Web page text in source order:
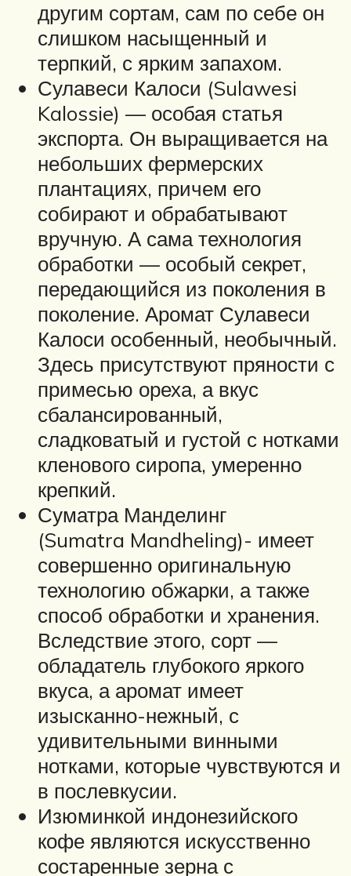
другим сортам, сам по себе он
слишком насыщенный и
терпкий, с ярким запахом.
Сулавеси Калоси (Sulawesi
Kalossie) — особая статья
экспорта. Он выращивается на
небольших фермерских
плантациях, причем его
собирают и обрабатывают
вручную. А сама технология
обработки — особый секрет,
передающийся из поколения в
поколение. Аромат Сулавеси
Калоси особенный, необычный.
Здесь присутствуют пряности с
примесью ореха, а вкус
сбалансированный,
сладковатый и густой с нотками
кленового сиропа, умеренно
крепкий.
Суматра Манделинг
(Sumatra Mandheling)- имеет
совершенно оригинальную
технологию обжарки, а также
способ обработки и хранения.
Вследствие этого, сорт —
обладатель глубокого яркого
вкуса, а аромат имеет
изысканно-нежный, с
удивительными винными
нотками, которые чувствуются и
в послевкусии.
Изюминкой индонезийского
кофе являются искусственно
состаренные зерна с